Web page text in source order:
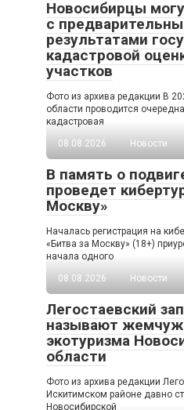
Новосибирцы
с
результатами
кадастровой
участков
Фото из архива редакции В
области проводится
кадастровая
08.08.2026
Новости
В память о
проведет
Москву»
Началась регистрация на
«Битва за Москву» (18+)
начала одного
08.08.2026
Новости
Легостаевский
называют
экотуризма
области
Фото из архива редакции
Искитимском районе давно
Новосибирской